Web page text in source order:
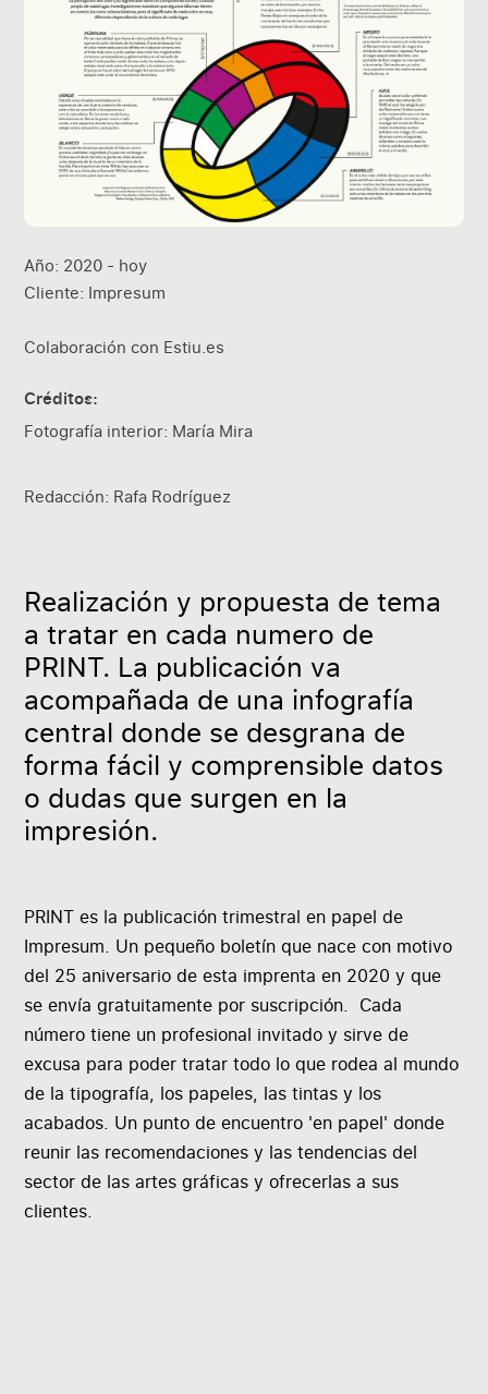
Año: 2020 - hoy
Cliente: Impresum
Colaboración con Estiu.es
Créditos:
Fotografía interior: María Mira
Redacción: Rafa Rodríguez
Realización y propuesta de tema
a tratar en cada numero de
PRINT. La publicación va
acompañada de una infografía
central donde se desgrana de
forma fácil y comprensible datos
o dudas que surgen en la
impresión.
PRINT es la publicación trimestral en papel de
Impresum. Un pequeño boletín que nace con motivo
del 25 aniversario de esta imprenta en 2020 y que
se envía gratuitamente por suscripción. Cada
número tiene un profesional invitado y sirve de
excusa para poder tratar todo lo que rodea al mundo
de la tipografía, los papeles, las tintas y los
acabados. Un punto de encuentro 'en papel' donde
reunir las recomendaciones y las tendencias del
sector de las artes gráficas y ofrecerlas a sus
clientes.